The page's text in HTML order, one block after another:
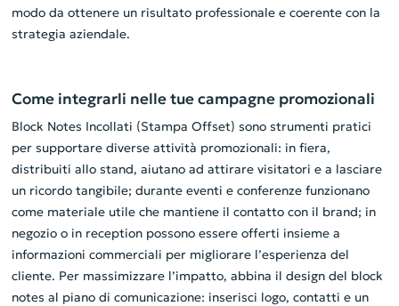
modo da ottenere un risultato professionale e coerente con la
strategia aziendale.
Come integrarli nelle tue campagne promozionali
Block Notes Incollati (Stampa Offset) sono strumenti pratici
per supportare diverse attività promozionali: in fiera,
distribuiti allo stand, aiutano ad attirare visitatori e a lasciare
un ricordo tangibile; durante eventi e conferenze funzionano
come materiale utile che mantiene il contatto con il brand; in
negozio o in reception possono essere offerti insieme a
informazioni commerciali per migliorare l’esperienza del
cliente. Per massimizzare l’impatto, abbina il design del block
notes al piano di comunicazione: inserisci logo, contatti e un